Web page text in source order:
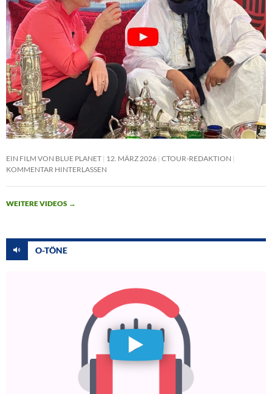
EIN FILM VON BLUE PLANET 12. MÄRZ 2026 CTOUR-REDAKTION
KOMMENTAR HINTERLASSEN
WEITERE VIDEOS →
O-TÖNE